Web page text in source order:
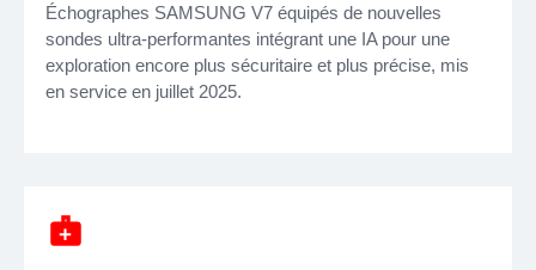
Échographes SAMSUNG V7 équipés de nouvelles
sondes ultra-performantes intégrant une IA pour une
exploration encore plus sécuritaire et plus précise, mis
en service en juillet 2025.